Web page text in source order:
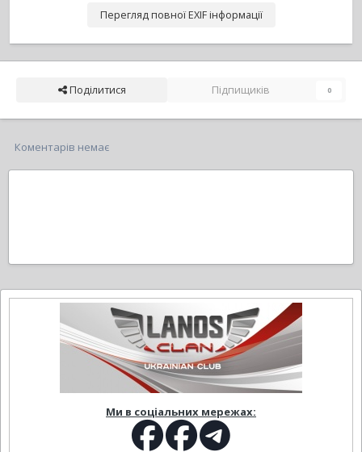
Перегляд повної EXIF інформації
Поділитися Підпищиків 0
Коментарів немає
Ми в соціальних мережах: